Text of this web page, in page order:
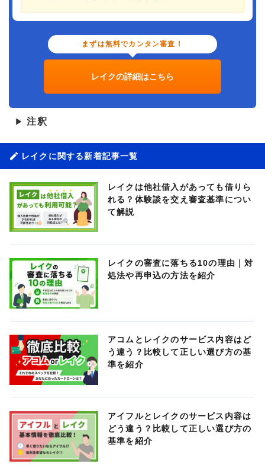
まずは無料でカンタン審査！
レイクの詳細はこちら
▶ 注釈
レイクに関する新着記事一覧
レイクは他社借入があっても借りら
れる？体験談を交え審査基準につい
て解説
レイクの審査に落ちる10の理由｜対
処法や再申込の方法を紹介
アコムとレイクのサービス内容はど
う違う？比較して正しい選び方の基
準を紹介
アイフルとレイクのサービス内容は
どう違う？比較して正しい選び方の
基準を紹介